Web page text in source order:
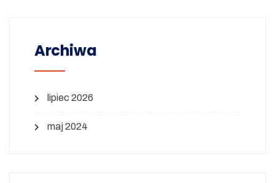
Archiwa
lipiec 2026
maj 2024